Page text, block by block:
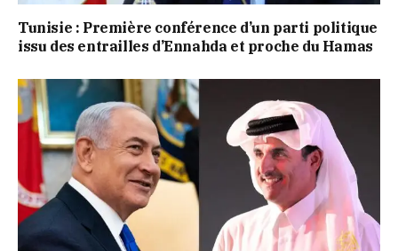
Tunisie : Première conférence d’un parti politique
issu des entrailles d’Ennahda et proche du Hamas